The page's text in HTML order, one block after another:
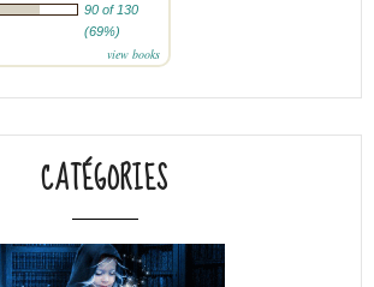
90 of 130
(69%)
view books
CATÉGORIES